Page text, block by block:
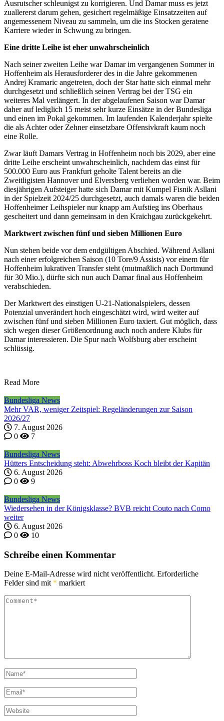
Ausrutscher schleunigst zu korrigieren. Und Damar muss es jetzt
zuallererst darum gehen, gesichert regelmäßige Einsatzzeiten auf
angemessenem Niveau zu sammeln, um die ins Stocken geratene
Karriere wieder in Schwung zu bringen.
Eine dritte Leihe ist eher unwahrscheinlich
Nach seiner zweiten Leihe war Damar im vergangenen Sommer in
Hoffenheim als Herausforderer des in die Jahre gekommenen
Andrej Kramaric angetreten, doch der Star hatte sich einmal mehr
durchgesetzt und schließlich seinen Vertrag bei der TSG ein
weiteres Mal verlängert. In der abgelaufenen Saison war Damar
daher auf lediglich 15 meist sehr kurze Einsätze in der Bundesliga
und einen im Pokal gekommen. Im laufenden Kalenderjahr spielte
die als Achter oder Zehner einsetzbare Offensivkraft kaum noch
eine Rolle.
Zwar läuft Damars Vertrag in Hoffenheim noch bis 2029, aber eine
dritte Leihe erscheint unwahrscheinlich, nachdem das einst für
500.000 Euro aus Frankfurt geholte Talent bereits an die
Zweitligisten Hannover und Elversberg verliehen worden war. Beim
diesjährigen Aufsteiger hatte sich Damar mit Kumpel Fisnik Asllani
in der Spielzeit 2024/25 durchgesetzt, auch damals waren die beiden
Hoffenheimer Leihspieler nur knapp am Aufstieg ins Oberhaus
gescheitert und dann gemeinsam in den Kraichgau zurückgekehrt.
Marktwert zwischen fünf und sieben Millionen Euro
Nun stehen beide vor dem endgültigen Abschied. Während Asllani
nach einer erfolgreichen Saison (10 Tore/9 Assists) vor einem für
Hoffenheim lukrativen Transfer steht (mutmaßlich nach Dortmund
für 30 Mio.), dürfte sich nun auch Damar final aus Hoffenheim
verabschieden.
Der Marktwert des einstigen U-21-Nationalspielers, dessen
Potenzial unverändert hoch eingeschätzt wird, wird weiter auf
zwischen fünf und sieben Millionen Euro taxiert. Gut möglich, dass
sich wegen dieser Größenordnung auch noch andere Klubs für
Damar interessieren. Die Spur nach Wolfsburg aber erscheint
schlüssig.
Read More
Bundesliga News
Mehr VAR, weniger Zeitspiel: Regeländerungen zur Saison
2026/27
7. August 2026
0
7
Bundesliga News
Hütters Entscheidung steht: Abwehrboss Koch bleibt der Kapitän
6. August 2026
0
9
Bundesliga News
Wiedersehen in der Königsklasse? BVB reicht Couto nach Como
weiter
6. August 2026
0
10
Schreibe einen Kommentar
Deine E-Mail-Adresse wird nicht veröffentlicht. Erforderliche
Felder sind mit * markiert